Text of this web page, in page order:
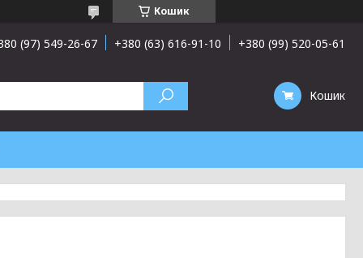
Кошик
(97) 549-26-67 +380 (63) 616-91-10 +380 (99) 520-05-61
Кошик